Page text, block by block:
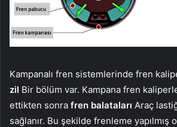
Kampanalı fren sistemlerinde fren
zil Bir bölüm var. Kampana fren
ettikten sonra fren balataları Araç
sağlanır. Bu şekilde frenleme yapılmış